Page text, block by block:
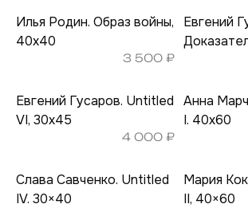
Илья Родин. Образ войны,
40х40
3 500 ₽
Евгений Гусаров. Untitled
VI, 30х45
4 000 ₽
Слава Савченко. Untitled
IV. 30×40
Евгений
Анна
I. 40х60
Мария
II, 40×60